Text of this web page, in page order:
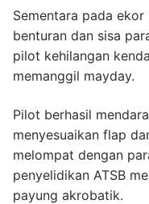
Sementara pada
benturan dan sisa
pilot kehilangan
memanggil mayday.
Pilot berhasil
menyesuaikan flap
melompat dengan
penyelidikan ATSB
payung akrobatik.